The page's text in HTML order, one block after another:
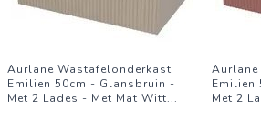
Aurlane Wastafelonderkast
Emilien 50cm - Glansbruin -
Met 2 Lades - Met Mat Witt...
Emilien
Met 2